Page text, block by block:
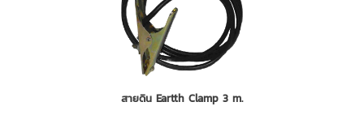
สายดิน Eartth Clamp 3 m.